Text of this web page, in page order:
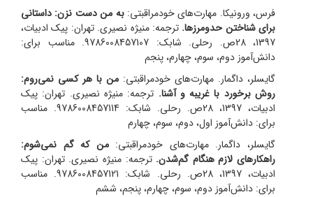
فرس، ورونیکا. مهارت‌های خود‌مراقبتی:به من دست نزن: داستانی
برای شناختن حد‌و‌مرزها. ترجمه: منیژه نصیری. تهران: پیک ادبیات،
1397، 28ص. رحلی. شابک: 9786008457107. مناسب برای:
دانش‌آموز دوم، سوم، چهارم، پنجم
گایسلر، داگمار. مهارت‌های خود‌مراقبتی: من با هر کسی نمی‌روم:
روش برخورد با غریبه و آشنا. ترجمه: منیژه نصیری. تهران: پیک
ادبیات، 1397، 28ص. رحلی. شابک: 9786008457114. مناسب
برای: دانش‌آموز اول، دوم، سوم، چهارم
گایسلر، داگمار. مهارت‌های خود‌مراقبتی:من که گم نمی‌شوم:
راهکارهای لازم هنگام گم‌شدن. ترجمه: منیژه نصیری. تهران: پیک
ادبیات، 1397، 28ص. رحلی. شابک: 9786008457121. مناسب
برای: دانش‌آموز دوم، سوم، چهارم، پنجم، ششم